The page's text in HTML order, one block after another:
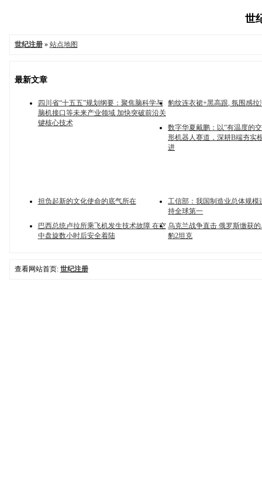
世
世纪注册» 站点地图
最新文章
四川省“十五五”规划纲要：聚焦脑科学与
脑机接口等未来产业领域 加快突破前沿关
键核心技术
豹纹连衣裙+黑高跟, 氛围感拉
数字华夏戴鹏：以“有温度的
形机器人赛道，深耕B端夯实
进
担负起新的文化使命的底气所在
工信部：我国制造业总体规模
持全球第一
巴西总统卢拉所乘飞机发生技术故障 在空
中盘旋数小时后安全着陆
乌克兰战争直击 俄罗斯缴获
豹2坦克
查看网站首页: 世纪注册